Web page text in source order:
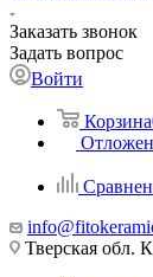
Заказать звонок
Задать вопрос
Войти
Корзина
Тверская обл.